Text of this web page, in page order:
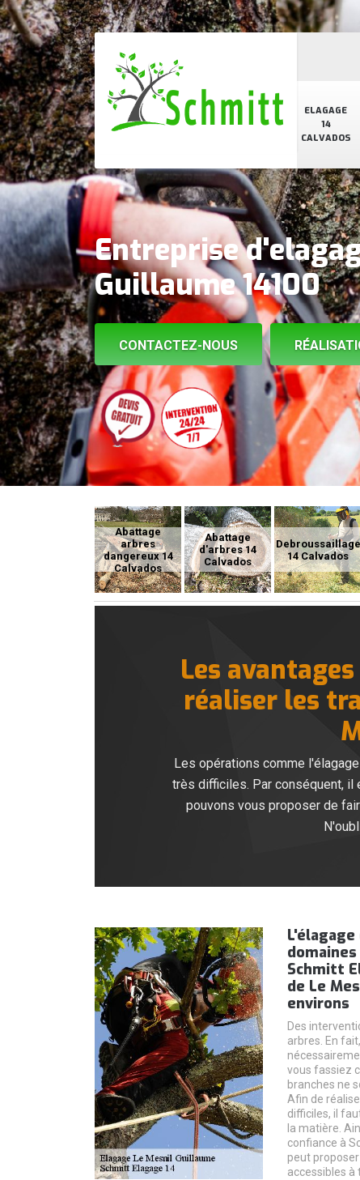
ELAGAGE
14
CALVADOS
Entreprise
Guillaume 14100
CONTACTEZ-NOUS
Abattage
arbres
dangereux 14
Calvados
Abattage
d'arbres 14
Calvados
Debroussaillage
14 Calvados
Les
réaliser les
Les opérations comme
très difficiles. Par conséquent, il
pouvons vous proposer de
Schmitt
de Le
environs
Des
arbres. En
vous fassiez
branches ne
Afin de
difficiles, il
la matière.
confiance à
peut
accessibles à